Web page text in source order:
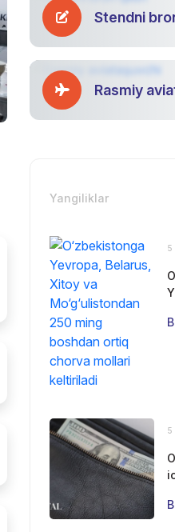
Stendni
Rasmiy
Yangiliklar
5
5